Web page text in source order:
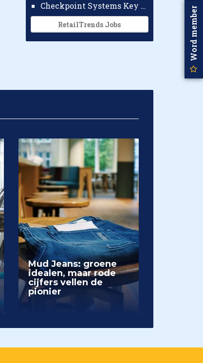
Checkpoint Systems Key Accountmanager Benelux
RetailTrends Jobs
Mud Jeans: groene
idealen, maar rode
cijfers vellen de
pionier
Word member